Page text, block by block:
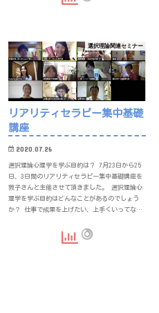
選択理論関連セミナー
リアリティセラピー集中基礎
講座
2020.07.26
選択理論心理学を学ぶ目的は？ 7月23日から25
日、3日間のリアリティセラピー集中基礎講座を
敦子さんと主催させて頂きました。 選択理論心
理学を学ぶ目的はどんなことがあるのでしょう
か？ 仕事で成果を上げたい、上手くいってな…